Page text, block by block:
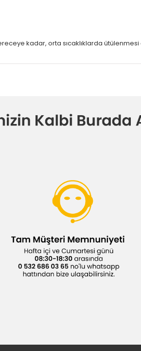
kadar, orta sıcaklıklarda ütülenmesi